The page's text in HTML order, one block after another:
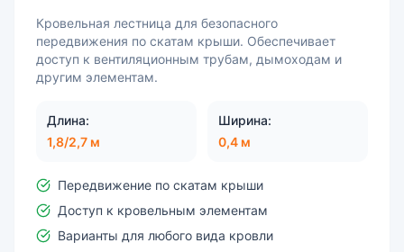
Кровельная лестница для безопасного
передвижения по скатам крыши. Обеспечивает
доступ к вентиляционным трубам, дымоходам и
другим элементам.
Длина:
1,8/2,7 м
Ширина:
0,4 м
Передвижение по скатам крыши
Доступ к кровельным элементам
Варианты для любого вида кровли